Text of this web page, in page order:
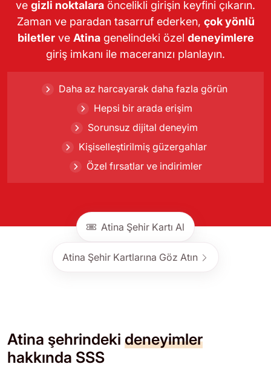
ve gizli noktalara öncelikli girişin keyfini çıkarın.
Zaman ve paradan tasarruf ederken, çok yönlü
biletlerve Atinagenelindeki özel deneyimlere
giriş imkanı ile maceranızı planlayın.
Daha az harcayarak daha fazla görün
Hepsi bir arada erişim
Sorunsuz dijital deneyim
Kişiselleştirilmiş güzergahlar
Özel fırsatlar ve indirimler
Atina Şehir Kartı Al
Atina Şehir Kartlarına Göz Atın
Atina şehrindeki deneyimler
hakkında SSS